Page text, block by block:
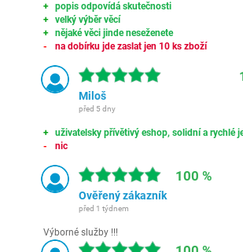
popis odpovídá skutečnosti
velký výběr věcí
nějaké věci jinde neseženete
na dobírku jde zaslat jen 10 ks zboží
Miloš
před 5 dny
uživatelsky přívětivý eshop, solidní a rychlé
nic
100 %
Ověřený zákazník
před 1 týdnem
Výborné služby !!!